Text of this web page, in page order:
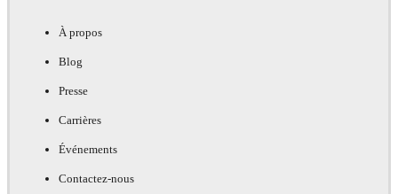
À propos
Blog
Presse
Carrières
Événements
Contactez-nous